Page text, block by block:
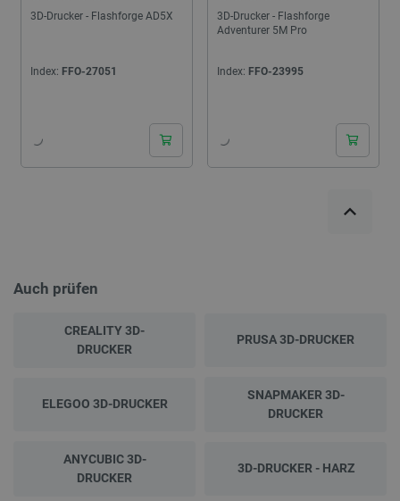
3D-Drucker - Flashforge AD5X
Index: FFO-27051
3D-Drucker - Flashforge
Adventurer 5M Pro
Index: FFO-23995
Auch prüfen
CREALITY 3D-
DRUCKER
PRUSA 3D-DRUCKER
ELEGOO 3D-DRUCKER
SNAPMAKER 3D-
DRUCKER
ANYCUBIC 3D-
DRUCKER
3D-DRUCKER - HARZ